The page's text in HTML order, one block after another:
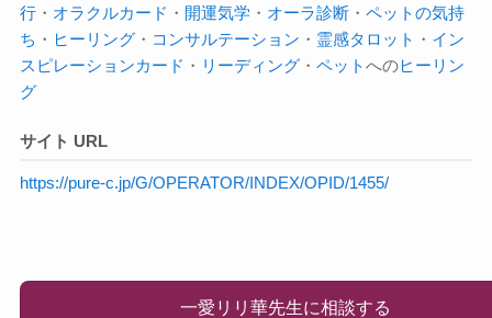
行・ オラクルカード ・ 開運気学・ オーラ診断・ ペットの気持
ち ・ ヒーリング・ コンサルテーション ・ 霊感タロット ・ イン
スピレーションカード ・ リーディング・ ペットへのヒーリン
グ
サイト URL
https://pure-c.jp/G/OPERATOR/INDEX/OPID/1455/
一愛リリ華先生に相談する